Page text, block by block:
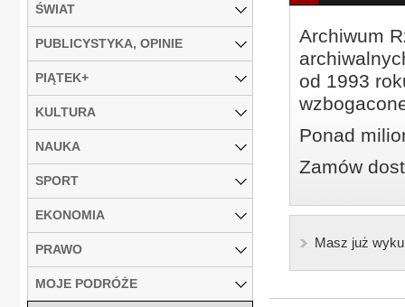
Archiwum
od 1993
Ponad
Zamów
Masz już
ŚWIAT
PUBLICYSTYKA, OPINIE
PIĄTEK+
KULTURA
NAUKA
SPORT
EKONOMIA
PRAWO
MOJE PODRÓŻE